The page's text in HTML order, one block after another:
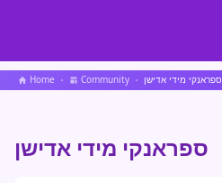
Home Community ספראנקי מידי אדישן
ספראנקי מידי אדישן